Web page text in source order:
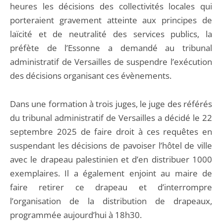
heures les décisions des collectivités locales qui
porteraient gravement atteinte aux principes de
laïcité et de neutralité des services publics, la
préfète de l’Essonne a demandé au tribunal
administratif de Versailles de suspendre l’exécution
des décisions organisant ces évènements.
Dans une formation à trois juges, le juge des référés
du tribunal administratif de Versailles a décidé le 22
septembre 2025 de faire droit à ces requêtes en
suspendant les décisions de pavoiser l’hôtel de ville
avec le drapeau palestinien et d’en distribuer 1000
exemplaires. Il a également enjoint au maire de
faire retirer ce drapeau et d’interrompre
l’organisation de la distribution de drapeaux,
programmée aujourd’hui à 18h30.